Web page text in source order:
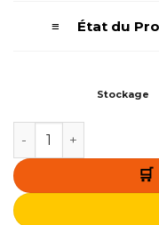
≡ État du
Stockage
quantité de Sony